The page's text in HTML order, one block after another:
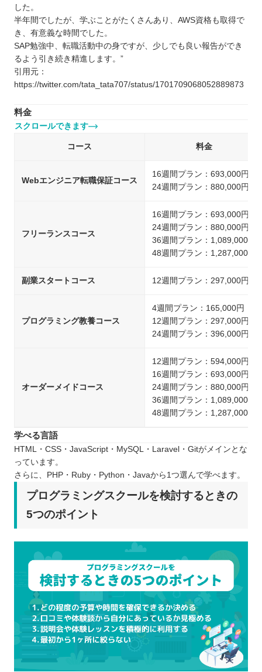
した。
半年間でしたが、学ぶことがたくさんあり、AWS資格も取得で
き、有意義な時間でした。
SAP勉強中、転職活動中の身ですが、少しでも良い報告ができ
るよう引き続き精進します。”
引用元：
https://twitter.com/tata_tata707/status/1701709068052889873
料金
スクロールできます
コース 料金
Webエンジニア転職保証コース
16週間プラン：693,000円
24週間プラン：880,000円
フリーランスコース
16週間プラン：693,000円
24週間プラン：880,000円
36週間プラン：1,089,000円
48週間プラン：1,287,000円
副業スタートコース 12週間プラン：297,000円
プログラミング教養コース
4週間プラン：165,000円
12週間プラン：297,000円
24週間プラン：396,000円
オーダーメイドコース
12週間プラン：594,000円
16週間プラン：693,000円
24週間プラン：880,000円
36週間プラン：1,089,000円
48週間プラン：1,287,000円
学べる言語
HTML・CSS・JavaScript・MySQL・Laravel・Gitがメインとな
っています。
さらに、PHP・Ruby・Python・Javaから1つ選んで学べます。
プログラミングスクールを検討するときの
5つのポイント